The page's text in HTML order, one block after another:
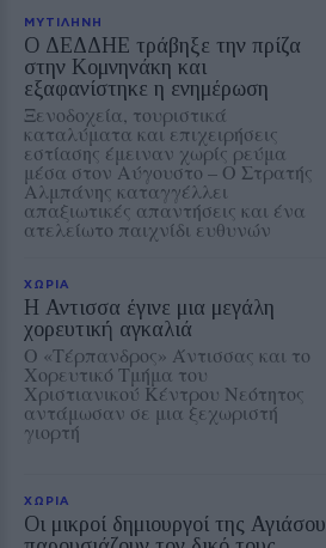
ΜΥΤΙΛΗΝΗ
Ο ΔΕΔΔΗΕ τράβηξε την πρίζα
στην Κομνηνάκη και
εξαφανίστηκε η ενημέρωση
Ξενοδοχεία, τουριστικά
καταλύματα και επιχειρήσεις
εστίασης έμειναν χωρίς ρεύμα
μέσα στον Αύγουστο – Ο Στρατής
Αλμπάνης καταγγέλλει
απαξιωτικές απαντήσεις και ένα
ατελείωτο παιχνίδι ευθυνών
ΧΩΡΙΑ
Η Αντισσα έγινε μια μεγάλη
χορευτική αγκαλιά
Ο «Τέρπανδρος» Άντισσας και το
Χορευτικό Τμήμα του
Χριστιανικού Κέντρου Νεότητος
αντάμωσαν σε μια ξεχωριστή
γιορτή
ΧΩΡΙΑ
Οι μικροί δημιουργοί της Αγιάσου